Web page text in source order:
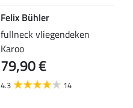
Felix Bühler
fullneck vliegendeken
Karoo
79,90 €
4.3 14